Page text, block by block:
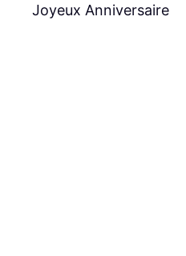
Joyeux Anniversaire